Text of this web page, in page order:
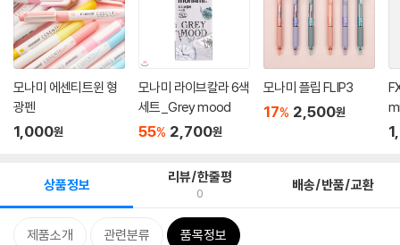
모나미 에센티트윈 형
광펜
1,000원
모나미 라이브칼라 6색
세트_Grey mood
55% 2,700원
모나미 플립 FLIP3
17% 2,500원
상품정보 리뷰/한줄평
0 배송/반품/교환
제품소개 관련분류 품목정보